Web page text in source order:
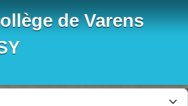
de Varens